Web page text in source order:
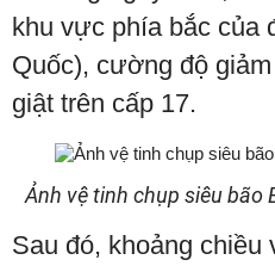
khu vực phía bắc của
Quốc), cường độ
giật trên cấp 17.
Ảnh vệ tinh chụp siêu bão
Sau đó, khoảng chiều